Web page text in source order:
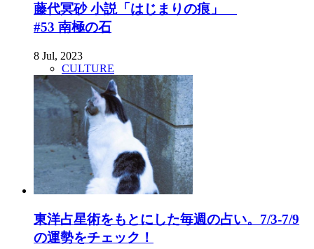
藤代冥砂 小説「はじまりの痕」
#53 南極の石
8 Jul, 2023
CULTURE
東洋占星術をもとにした毎週の占い。7/3-7/9
の運勢をチェック！